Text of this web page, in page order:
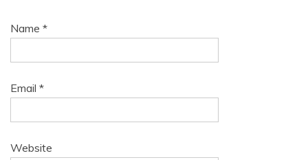
Name *
Email *
Website